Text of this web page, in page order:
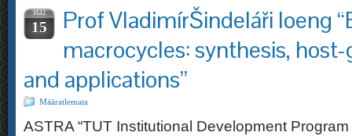
MAI
15
Prof VladimírŠindeláři loeng
macrocycles: synthesis,
and applications”
Määratlemata
ASTRA “TUT Institutional Development